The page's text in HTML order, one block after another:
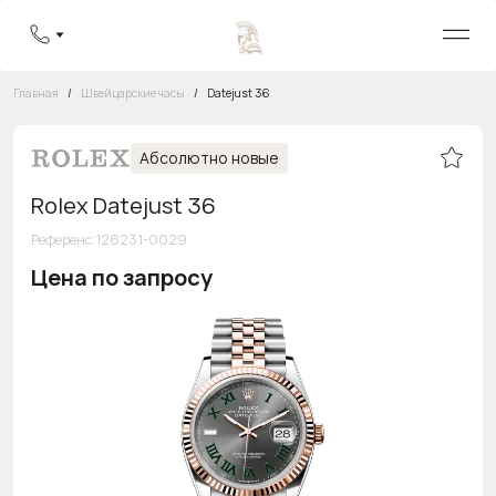
Бесплатная горячая линия8 800 555-95-99
Главная / Швейцарские часы / Datejust 36
Абсолютно новые
Rolex Datejust 36
Референс:126231-0029
Цена по запросу